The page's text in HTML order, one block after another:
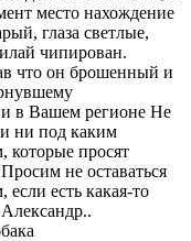
место нахождение
глаза светлые,
чипирован.
что он брошенный и
в Вашем регионе Не
ни под каким
которые просят
не оставаться
есть какая-то